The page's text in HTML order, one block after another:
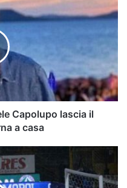
Capolupo lascia il
a casa